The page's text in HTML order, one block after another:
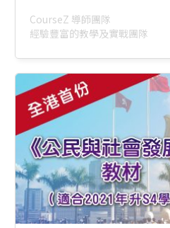
CourseZ 導師團隊
經驗豐富的教學及實戰團隊